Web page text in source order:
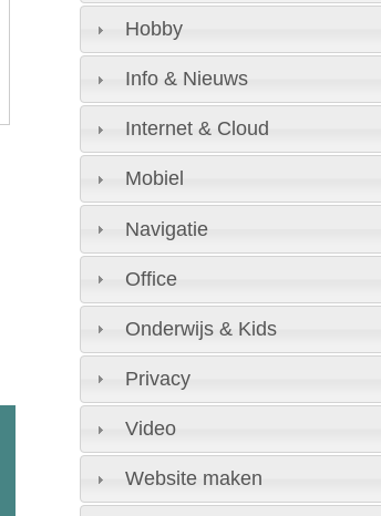
Hobby
Info & Nieuws
Internet & Cloud
Mobiel
Navigatie
Office
Onderwijs & Kids
Privacy
Video
Website maken